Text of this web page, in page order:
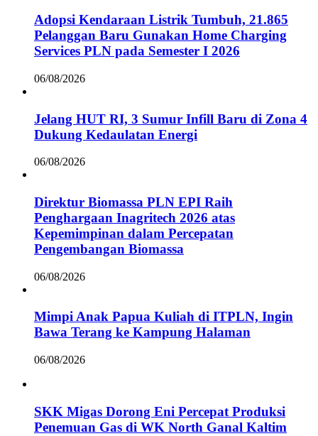
Adopsi Kendaraan Listrik Tumbuh, 21.865
Pelanggan Baru Gunakan Home Charging
Services PLN pada Semester I 2026
06/08/2026
Jelang HUT RI, 3 Sumur Infill Baru di Zona 4
Dukung Kedaulatan Energi
06/08/2026
Direktur Biomassa PLN EPI Raih
Penghargaan Inagritech 2026 atas
Kepemimpinan dalam Percepatan
Pengembangan Biomassa
06/08/2026
Mimpi Anak Papua Kuliah di ITPLN, Ingin
Bawa Terang ke Kampung Halaman
06/08/2026
SKK Migas Dorong Eni Percepat Produksi
Penemuan Gas di WK North Ganal Kaltim